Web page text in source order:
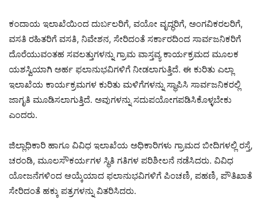
ಕಂದಾಯ ಇಲಾಖೆಯಿಂದ ದುರ್ಬಲರಿಗೆ, ವಯೋ ವೃದ್ಧರಿಗೆ, ಅಂಗವಿಕರಲರಿಗೆ,
ವಸತಿ ರಹಿತರಿಗೆ ವಸತಿ, ನಿವೇಶನ, ಸೇರಿದಂತೆ ಸರ್ಕಾರದಿಂದ ಸಾರ್ವಜನಿಕರಿಗೆ
ದೊರೆಯುವಂತಹ ಸವಲತ್ತುಗಳನ್ನು ಗ್ರಾಮ ವಾಸ್ತವ್ಯ ಕಾರ್ಯಕ್ರಮದ ಮೂಲಕ
ಯಶಸ್ವಿಯಾಗಿ ಅರ್ಹ ಫಲಾನುಭವಿಗಳಿಗೆ ನೀಡಲಾಗುತ್ತಿದೆ. ಈ ಕುರಿತು ಎಲ್ಲಾ
ಇಲಾಖೆಯ ಕಾರ್ಯಕ್ರಮಗಳ ಕುರಿತು ಮಳಿಗೆಗಳನ್ನು ಸ್ಥಾಪಿಸಿ ಸಾರ್ವಜನಿಕರಲ್ಲಿ
ಜಾಗೃತಿ ಮೂಡಿಸಲಾಗುತ್ತಿದೆ. ಅವುಗಳನ್ನು ಸದುಪಯೋಗಪಡಿಸಿಕೊಳ್ಳಬೇಕು
ಎಂದರು.
ಜಿಲ್ಲಾಧಿಕಾರಿ ಹಾಗೂ ವಿವಿಧ ಇಲಾಖೆಯ ಅಧಿಕಾರಿಗಳು ಗ್ರಾಮದ ಬೀದಿಗಳಲ್ಲಿ ರಸ್ತೆ,
ಚರಂಡಿ, ಮೂಲಸೌಕರ್ಯಗಳ ಸ್ಥಿತಿ ಗತಿಗಳ ಪರಿಶೀಲನೆ ನಡೆಸಿದರು. ವಿವಿಧ
ಯೋಜನೆಗಳಿಂದ ಆಯ್ಕೆಯಾದ ಫಲಾನುಭವಿಗಳಿಗೆ ಪಿಂಚಣಿ, ಪಹಣಿ, ಪೌತಿಖಾತೆ
ಸೇರಿದಂತೆ ಹಕ್ಕು ಪತ್ರಗಳನ್ನು‌ ವಿತರಿಸಿದರು.